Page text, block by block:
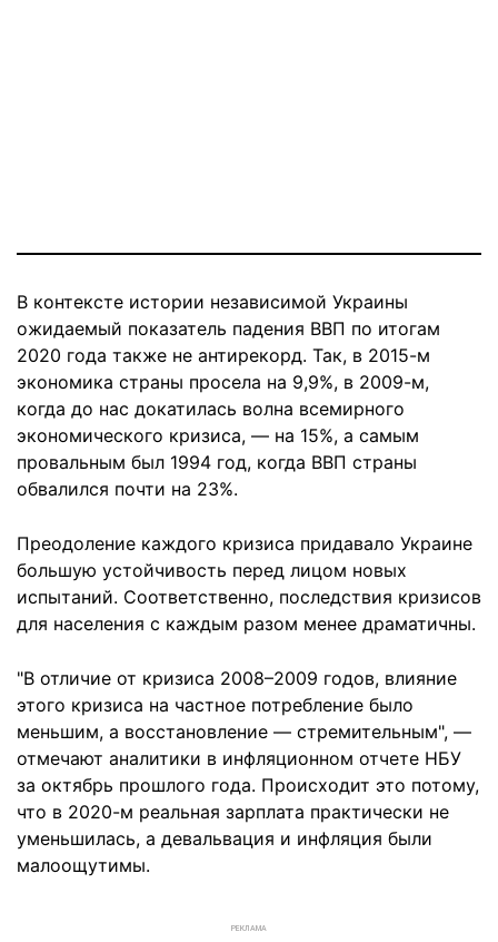
В контексте истории независимой Украины
ожидаемый показатель падения ВВП по итогам
2020 года также не антирекорд. Так, в 2015-м
экономика страны просела на 9,9%, в 2009-м,
когда до нас докатилась волна всемирного
экономического кризиса, — на 15%, а самым
провальным был 1994 год, когда ВВП страны
обвалился почти на 23%.
Преодоление каждого кризиса придавало Украине
большую устойчивость перед лицом новых
испытаний. Соответственно, последствия кризисов
для населения с каждым разом менее драматичны.
"В отличие от кризиса 2008–2009 годов, влияние
этого кризиса на частное потребление было
меньшим, а восстановление — стремительным", —
отмечают аналитики в инфляционном отчете НБУ
за октябрь прошлого года. Происходит это потому,
что в 2020-м реальная зарплата практически не
уменьшилась, а девальвация и инфляция были
малоощутимы.
РЕКЛАМА